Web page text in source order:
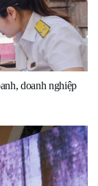
doanh nghiệp